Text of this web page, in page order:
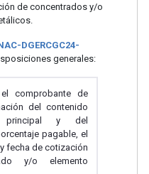
de concentrados y/o
DGERCGC24-
generales:
comprobante de
del contenido
principal y del
pagable, el
fecha de cotización
y/o elemento